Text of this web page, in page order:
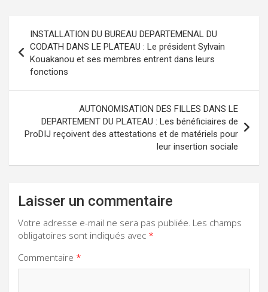
de
l’article
INSTALLATION DU BUREAU DEPARTEMENAL DU
CODATH DANS LE PLATEAU : Le président Sylvain
Kouakanou et ses membres entrent dans leurs
fonctions
AUTONOMISATION DES FILLES DANS LE
DEPARTEMENT DU PLATEAU : Les bénéficiaires de
ProDIJ reçoivent des attestations et de matériels pour
leur insertion sociale
Laisser un commentaire
Votre adresse e-mail ne sera pas publiée. Les champs
obligatoires sont indiqués avec *
Commentaire *